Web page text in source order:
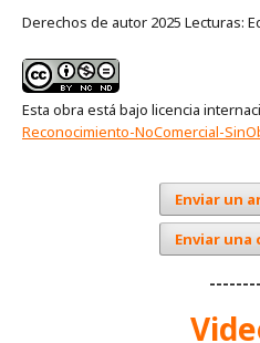
Derechos de autor 2025 Lecturas:
Esta obra está bajo licencia
Reconocimiento-NoComercial-
Enviar un
Enviar una